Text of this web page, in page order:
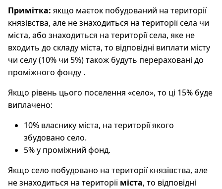
Примітка: якщо маєток побудований на території
князівства, але не знаходиться на території села чи
міста, або знаходиться на території села, яке не
входить до складу міста, то відповідні виплати місту
чи селу (10% чи 5%) також будуть перераховані до
проміжного фонду .
Якщо рівень цього поселення «село», то ці 15% буде
виплачено:
10% власнику міста, на території якого
збудовано село.
5% у проміжний фонд.
Якщо село побудовано на території князівства, але
не знаходиться на територіїміста, то відповідні